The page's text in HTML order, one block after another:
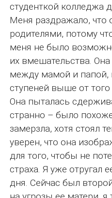
студенткой колледжа
Меня раздражало, что
родителями, потому
меня не было
их вмешательства.
между мамой и папой,
ступеней выше от того
Она пыталась
странно – было
замерзла, хотя стоял
уверен, что она
для того, чтобы не
страха. Я уже отругал
дня. Сейчас был